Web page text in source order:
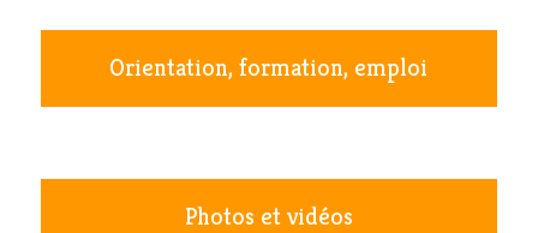
Orientation, formation, emploi
Photos et vidéos